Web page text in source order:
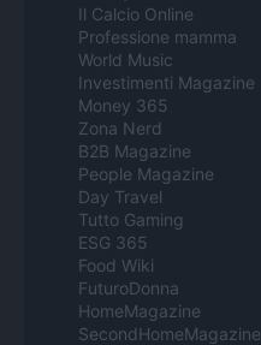
Il Calcio Online
Professione mamma
World Music
Investimenti Magazine
Money 365
Zona Nerd
B2B Magazine
People Magazine
Day Travel
Tutto Gaming
ESG 365
Food Wiki
FuturoDonna
HomeMagazine
SecondHomeMagazine